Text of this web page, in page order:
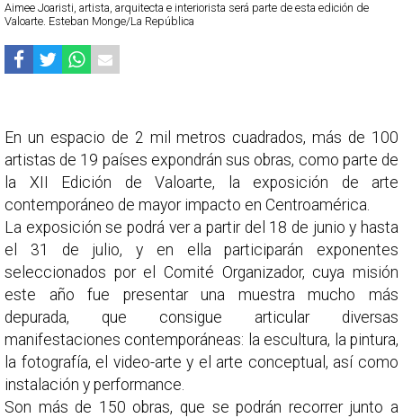
Aimee Joaristi, artista, arquitecta e interiorista será parte de esta edición de
Valoarte. Esteban Monge/La República
En un espacio de 2 mil metros cuadrados, más de 100
artistas de 19 países expondrán sus obras, como parte de
la XII Edición de Valoarte, la exposición de arte
contemporáneo de mayor impacto en Centroamérica.
La exposición se podrá ver a partir del 18 de junio y hasta
el 31 de julio, y en ella participarán exponentes
seleccionados por el Comité Organizador, cuya misión
este año fue presentar una muestra mucho más
depurada, que consigue articular diversas
manifestaciones contemporáneas: la escultura, la pintura,
la fotografía, el video-arte y el arte conceptual, así como
instalación y performance.
Son más de 150 obras, que se podrán recorrer junto a